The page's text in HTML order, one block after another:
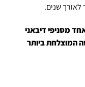
שנים.
מסניפי דיבאני
המוצלחת ביותר